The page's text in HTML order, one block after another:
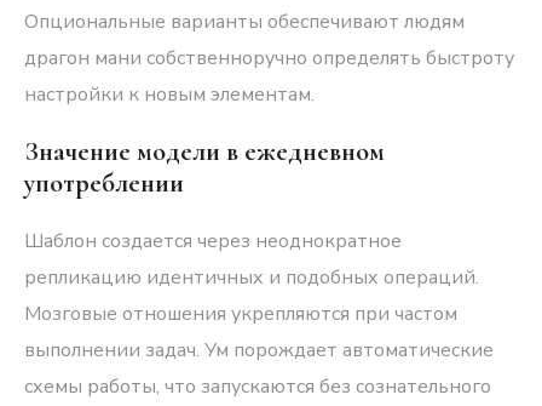
Опциональные варианты обеспечивают людям
драгон мани собственноручно определять быстроту
настройки к новым элементам.
Значение модели в ежедневном
употреблении
Шаблон создается через неоднократное
репликацию идентичных и подобных операций.
Мозговые отношения укрепляются при частом
выполнении задач. Ум порождает автоматические
схемы работы, что запускаются без сознательного